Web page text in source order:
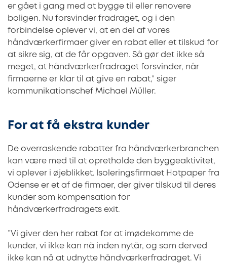
er gået i gang med at bygge til eller renovere
boligen. Nu forsvinder fradraget, og i den
forbindelse oplever vi, at en del af vores
håndværkerfirmaer giver en rabat eller et tilskud for
at sikre sig, at de får opgaven. Så gør det ikke så
meget, at håndværkerfradraget forsvinder, når
firmaerne er klar til at give en rabat,” siger
kommunikationschef Michael Müller.
For at få ekstra kunder
De overraskende rabatter fra håndværkerbranchen
kan være med til at opretholde den byggeaktivitet,
vi oplever i øjeblikket. Isoleringsfirmaet Hotpaper fra
Odense er et af de firmaer, der giver tilskud til deres
kunder som kompensation for
håndværkerfradragets exit.
”Vi giver den her rabat for at imødekomme de
kunder, vi ikke kan nå inden nytår, og som derved
ikke kan nå at udnytte håndværkerfradraget. Vi